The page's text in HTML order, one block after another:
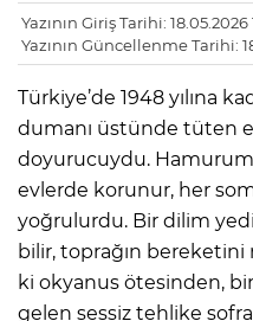
Yazının Giriş Tarihi: 18.05.2026
Yazının Güncellenme Tarihi:
Türkiye’de 1948 yılına
dumanı üstünde tüten
doyurucuydu.
evlerde korunur, her
yoğrulurdu. Bir dilim
bilir, toprağın
ki okyanus ötesinden,
gelen sessiz tehlike